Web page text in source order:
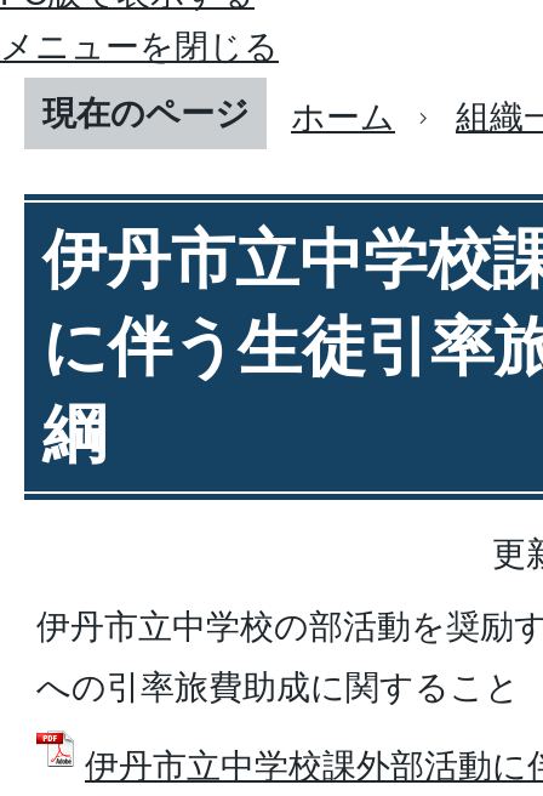
メニューを閉じる
現在のページ
ホーム 組織
伊丹市立中学校
に伴う生徒引率
綱
更
伊丹市立中学校の部活動を奨励
への引率旅費助成に関すること
伊丹市立中学校課外部活動に